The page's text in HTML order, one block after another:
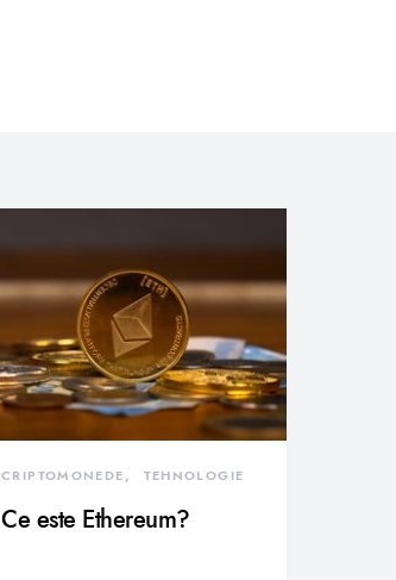
CRIPTOMONEDE TEHNOLOGIE
Ce este Ethereum?